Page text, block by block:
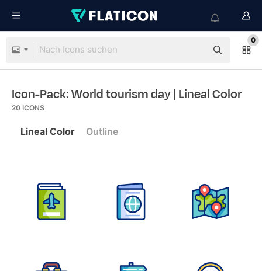
0
Icon-Pack: World tourism day| Lineal Color
20 ICONS
Lineal Color Outline